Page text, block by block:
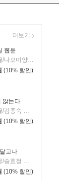
웹툰
신지명 글/나오미양 그림
(10% 할인)
않는다
(10% 할인)
고나
신지명 글/송효정 그림
(10% 할인)
더보기